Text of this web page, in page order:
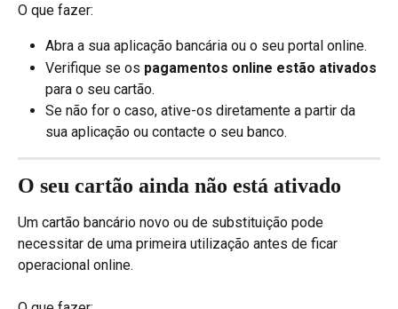
O que fazer:
Abra a sua aplicação bancária ou o seu portal online.
Verifique se os pagamentos online estão ativados
para o seu cartão.
Se não for o caso, ative-os diretamente a partir da
sua aplicação ou contacte o seu banco.
O seu cartão ainda não está ativado
Um cartão bancário novo ou de substituição pode
necessitar de uma primeira utilização antes de ficar
operacional online.